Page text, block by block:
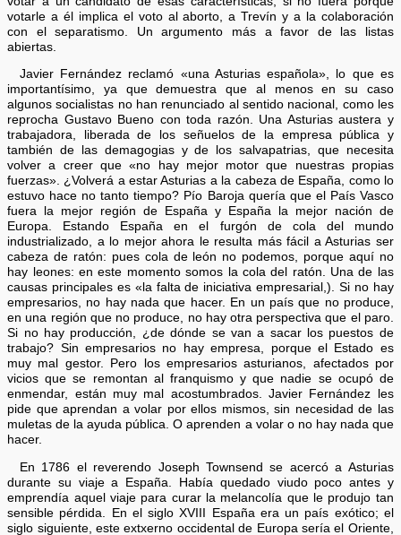
votarle a él implica el voto al aborto, a Trevín y a la colaboración
con el separatismo. Un argumento más a favor de las listas
abiertas.
Javier Fernández reclamó «una Asturias española», lo que es
importantísimo, ya que demuestra que al menos en su caso
algunos socialistas no han renunciado al sentido nacional, como les
reprocha Gustavo Bueno con toda razón. Una Asturias austera y
trabajadora, liberada de los señuelos de la empresa pública y
también de las demagogias y de los salvapatrias, que necesita
volver a creer que «no hay mejor motor que nuestras propias
fuerzas». ¿Volverá a estar Asturias a la cabeza de España, como lo
estuvo hace no tanto tiempo? Pío Baroja quería que el País Vasco
fuera la mejor región de España y España la mejor nación de
Europa. Estando España en el furgón de cola del mundo
industrializado, a lo mejor ahora le resulta más fácil a Asturias ser
cabeza de ratón: pues cola de león no podemos, porque aquí no
hay leones: en este momento somos la cola del ratón. Una de las
causas principales es «la falta de iniciativa empresarial,). Si no hay
empresarios, no hay nada que hacer. En un país que no produce,
en una región que no produce, no hay otra perspectiva que el paro.
Si no hay producción, ¿de dónde se van a sacar los puestos de
trabajo? Sin empresarios no hay empresa, porque el Estado es
muy mal gestor. Pero los empresarios asturianos, afectados por
vicios que se remontan al franquismo y que nadie se ocupó de
enmendar, están muy mal acostumbrados. Javier Fernández les
pide que aprendan a volar por ellos mismos, sin necesidad de las
muletas de la ayuda pública. O aprenden a volar o no hay nada que
hacer.
En 1786 el reverendo Joseph Townsend se acercó a Asturias
durante su viaje a España. Había quedado viudo poco antes y
emprendía aquel viaje para curar la melancolía que le produjo tan
sensible pérdida. En el siglo XVIII España era un país exótico; el
siglo siguiente, este extxerno occidental de Europa sería el Oriente,